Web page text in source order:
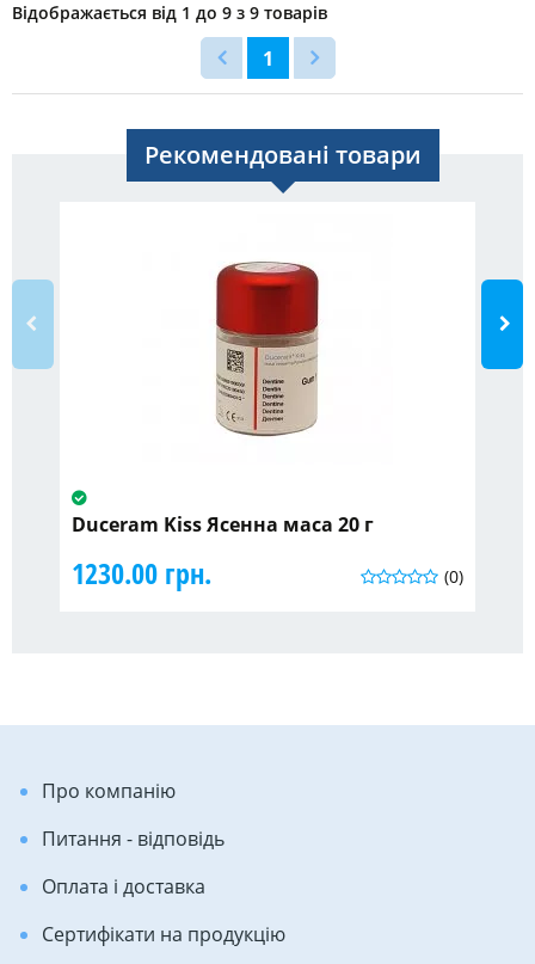
Відображається від 1 до 9 з 9 товарів
1
Рекомендовані товари
Duceram Kiss Ясенна маса 20 г
(0)
1230.00 грн.
Про компанію
Питання - відповідь
Оплата і доставка
Сертифікати на продукцію